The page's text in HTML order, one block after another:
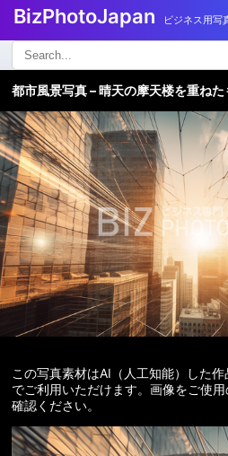
BizPhotoJapan ビジネス用写
検
索:
都市風景写真 – 晴天の摩天楼を重ねた
この写真素材はAI（人工知能）した
でご利用いただけます。画像をご使
確認ください。